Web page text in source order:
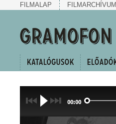
FILMALAP FILMARCHÍVUM
00:00